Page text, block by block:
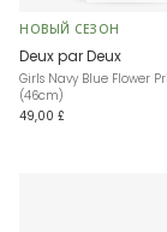
НОВЫЙ СЕЗОН
Deux par Deux
Girls Navy Blue Flower
(46cm)
49,00 £